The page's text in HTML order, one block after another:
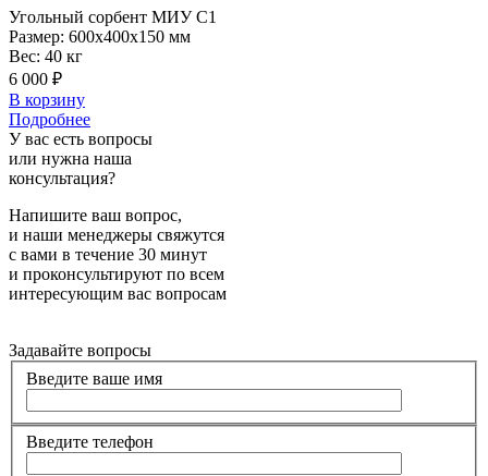
Угольный сорбент МИУ С1
Размер: 600x400x150 мм
Вес: 40 кг
6 000 ₽
В корзину
Подробнее
У вас есть вопросы
или нужна наша
консультация?
Напишите ваш вопрос,
и наши менеджеры свяжутся
с вами в течение 30 минут
и проконсультируют по всем
интересующим вас вопросам
Задавайте вопросы
Введите ваше имя
Введите телефон